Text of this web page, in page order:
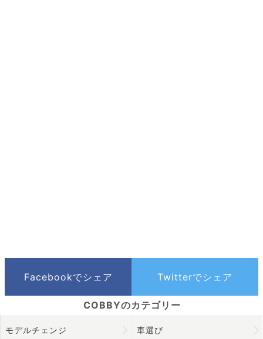
モデルチェンジ 車選び